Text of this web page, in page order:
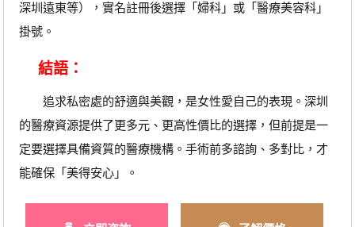
深圳遠東等），實名註冊後選擇「婦科」或「醫療美容科」
掛號。
結語：
追求私密處的舒適與美觀，是女性愛自己的表現。深圳
的醫療資源提供了更多元、更高性價比的選擇，但前提是一
定要選擇具備資質的醫療機構。手術前多諮詢、多對比，才
能確保「美得安心」。